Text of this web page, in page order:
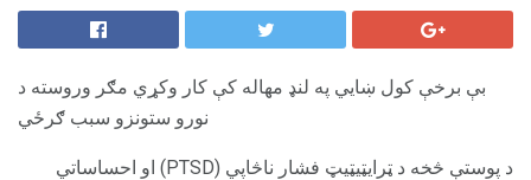
بې برخې کول ښايي په لنډ مهاله کې کار وکړي مګر وروسته د
نورو ستونزو سبب ګرځي
د پوستې څخه د ټرایټیټیټ فشار ناڅاپي (PTSD) او احساساتي